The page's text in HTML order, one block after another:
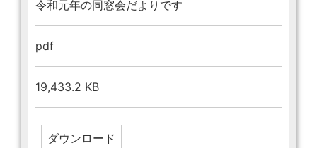
令和元年の同窓会だよりです
pdf
19,433.2 KB